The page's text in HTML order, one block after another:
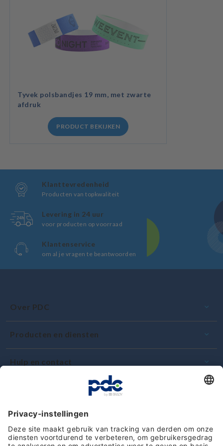
Tyvek polsbandjes 19 mm, met zwarte
afdruk
PRODUCT BEKIJKEN
Klanttevredenheid
Producten van topkwaliteit
Levering in 24 uur
voor producten op voorraad
Klantenservice
om al je vragen te beantwoorden
Over PDC
Producten en diensten
Hulp en contact